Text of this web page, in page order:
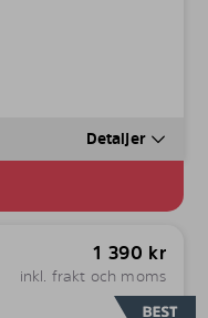
Detaljer
1 390 kr
inkl. frakt och moms